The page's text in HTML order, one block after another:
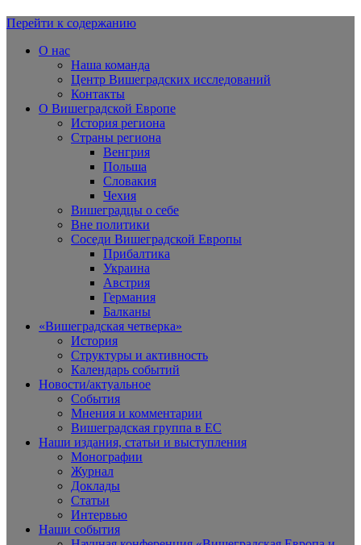
Вишеградская Европа
Перейти к содержанию
О нас
Наша команда
Центр Вишеградских исследований
Контакты
О Вишеградской Европе
История региона
Страны региона
Венгрия
Польша
Словакия
Чехия
Вишеградцы о себе
Вне политики
Соседи Вишеградской Европы
Прибалтика
Украина
Австрия
Германия
Балканы
«Вишеградская четверка»
История
Структуры и активность
Календарь событий
Новости/актуальное
События
Мнения и комментарии
Вишеградская группа в ЕС
Наши издания, статьи и выступления
Монографии
Журнал
Доклады
Статьи
Интервью
Наши события